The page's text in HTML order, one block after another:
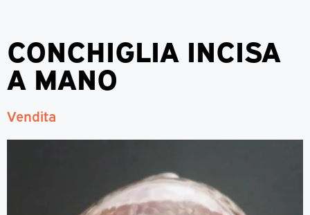
CONCHIGLIA INCISA
A MANO
Vendita